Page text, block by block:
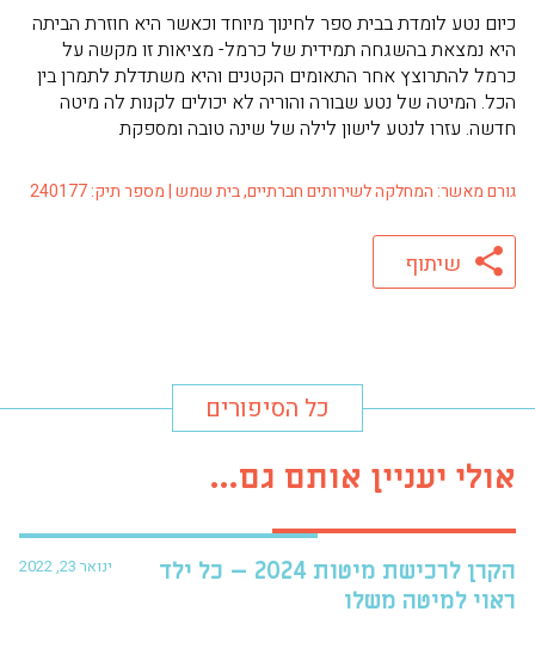
כיום נטע לומדת בבית ספר לחינוך מיוחד וכאשר היא חוזרת הביתה
היא נמצאת בהשגחה תמידית של כרמל- מציאות זו מקשה על
כרמל להתרוצץ אחר התאומים הקטנים והיא משתדלת לתמרן בין
הכל. המיטה של נטע שבורה והוריה לא יכולים לקנות לה מיטה
חדשה. עזרו לנטע לישון לילה של שינה טובה ומספקת
גורם מאשר: המחלקה לשירותים חברתיים, בית שמש | מספר תיק: 240177
שיתוף
כל הסיפורים
אולי יעניין אותם גם...
ינואר 23, 2022
הקרן לרכישת מיטות 2024 – כל ילד
ראוי למיטה משלו